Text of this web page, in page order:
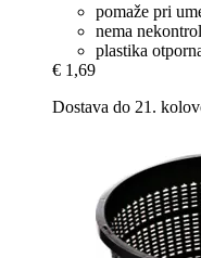
pomaže pri
nema
plastika
€ 1,69
Dostava do 21.